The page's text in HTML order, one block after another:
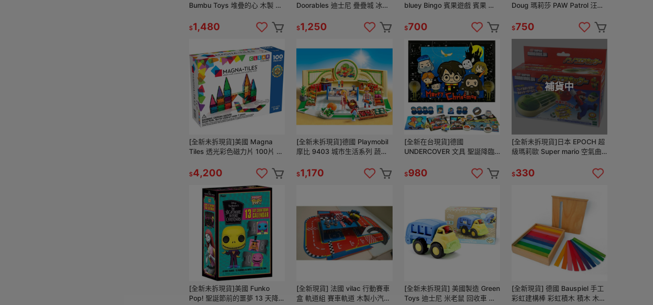
Bumbu Toys 堆疊的心 木製 積
$1,480
Doorables 迪士尼 疊疊城 冰雪
$1,250
bluey Bingo 賓果遊戲 賓果 桌
$700
Doug 瑪莉莎 PAW Patrol 汪汪
書
$750
[全新未拆現貨]美國 Magna
Tiles 透光彩色磁力片 100片 磁
$4,200
[全新未拆現貨]德國 Playmobil
摩比 9403 城市生活系列 蔬果
$1,170
[全新在台現貨]德國
UNDERCOVER 文具 聖誕降臨
日曆 降臨曆 戳戳
$980
補貨中
[全新未拆現貨]日本 EPOCH 超
級瑪莉歐 Super mario 空氣曲
$330
[全新未拆現貨]美國 Funko
Pop! 聖誕節前的噩夢 13 天降
[全新現貨] 法國 vilac 行動賽車
盒 軌道組 賽車軌道 木製小汽車
[全新未拆現貨] 美國製造 Green
Toys 迪士尼 米老鼠 回收車 垃
[全新現貨] 德國 Bauspiel 手工
彩虹建構棒 彩虹積木 積木 木製